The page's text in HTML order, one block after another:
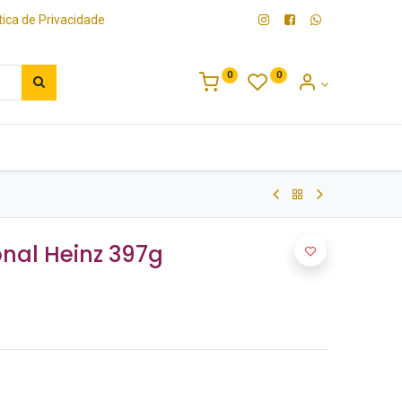
de Privacidade
0 0
Heinz 397g